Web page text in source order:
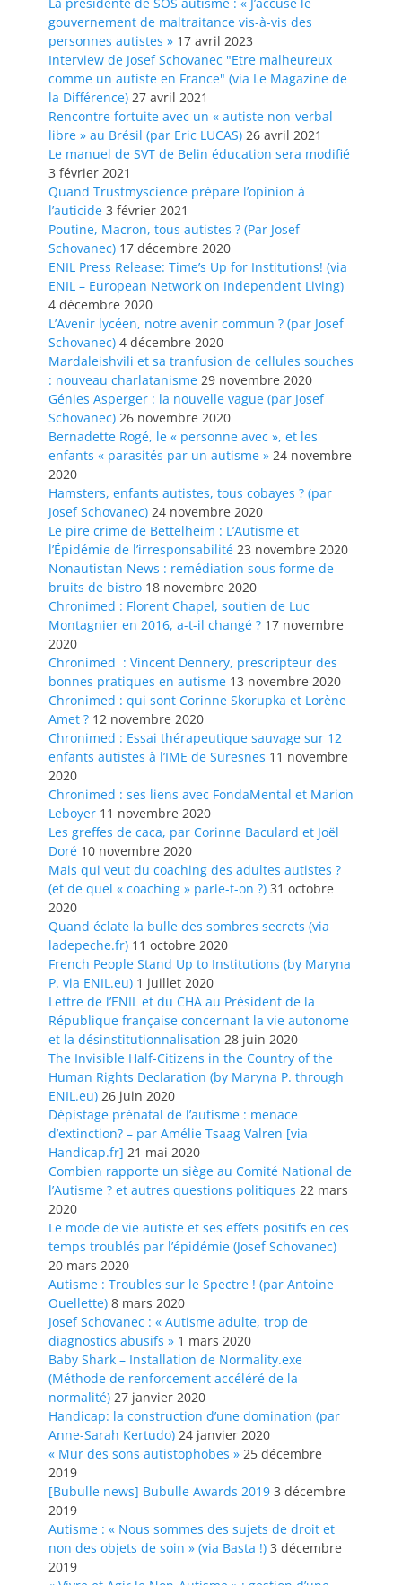
gouvernement de maltraitance vis-à-vis des
personnes autistes » 17 avril 2023
Interview de Josef Schovanec "Etre malheureux
comme un autiste en France" (via Le Magazine de
la Différence) 27 avril 2021
Rencontre fortuite avec un « autiste non-verbal
libre » au Brésil (par Eric LUCAS) 26 avril 2021
Le manuel de SVT de Belin éducation sera modifié
3 février 2021
Quand Trustmyscience prépare l’opinion à
l’auticide 3 février 2021
Poutine, Macron, tous autistes ? (Par Josef
Schovanec) 17 décembre 2020
ENIL Press Release: Time’s Up for Institutions! (via
ENIL – European Network on Independent Living)
4 décembre 2020
L’Avenir lycéen, notre avenir commun ? (par Josef
Schovanec) 4 décembre 2020
Mardaleishvili et sa tranfusion de cellules souches
: nouveau charlatanisme 29 novembre 2020
Génies Asperger : la nouvelle vague (par Josef
Schovanec) 26 novembre 2020
Bernadette Rogé, le « personne avec », et les
enfants « parasités par un autisme » 24 novembre
2020
Hamsters, enfants autistes, tous cobayes ? (par
Josef Schovanec) 24 novembre 2020
Le pire crime de Bettelheim : L’Autisme et
l’Épidémie de l’irresponsabilité 23 novembre 2020
Nonautistan News : remédiation sous forme de
bruits de bistro 18 novembre 2020
Chronimed : Florent Chapel, soutien de Luc
Montagnier en 2016, a-t-il changé ? 17 novembre
2020
Chronimed : Vincent Dennery, prescripteur des
bonnes pratiques en autisme 13 novembre 2020
Chronimed : qui sont Corinne Skorupka et Lorène
Amet ? 12 novembre 2020
Chronimed : Essai thérapeutique sauvage sur 12
enfants autistes à l’IME de Suresnes 11 novembre
2020
Chronimed : ses liens avec FondaMental et Marion
Leboyer 11 novembre 2020
Les greffes de caca, par Corinne Baculard et Joël
Doré 10 novembre 2020
Mais qui veut du coaching des adultes autistes ?
(et de quel « coaching » parle-t-on ?) 31 octobre
2020
Quand éclate la bulle des sombres secrets (via
ladepeche.fr) 11 octobre 2020
French People Stand Up to Institutions (by Maryna
P. via ENIL.eu) 1 juillet 2020
Lettre de l’ENIL et du CHA au Président de la
République française concernant la vie autonome
et la désinstitutionnalisation 28 juin 2020
The Invisible Half-Citizens in the Country of the
Human Rights Declaration (by Maryna P. through
ENIL.eu) 26 juin 2020
Dépistage prénatal de l’autisme : menace
d’extinction? – par Amélie Tsaag Valren [via
Handicap.fr] 21 mai 2020
Combien rapporte un siège au Comité National de
l’Autisme ? et autres questions politiques 22 mars
2020
Le mode de vie autiste et ses effets positifs en ces
temps troublés par l’épidémie (Josef Schovanec)
20 mars 2020
Autisme : Troubles sur le Spectre ! (par Antoine
Ouellette) 8 mars 2020
Josef Schovanec : « Autisme adulte, trop de
diagnostics abusifs » 1 mars 2020
Baby Shark – Installation de Normality.exe
(Méthode de renforcement accéléré de la
normalité) 27 janvier 2020
Handicap: la construction d’une domination (par
Anne-Sarah Kertudo) 24 janvier 2020
« Mur des sons autistophobes » 25 décembre
2019
[Bubulle news] Bubulle Awards 2019 3 décembre
2019
Autisme : « Nous sommes des sujets de droit et
non des objets de soin » (via Basta !) 3 décembre
2019